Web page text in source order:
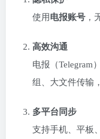
使用电报账号 ，
高效沟通
电报（Telegram
组、大文件传输
多平台同步
支持手机、平板